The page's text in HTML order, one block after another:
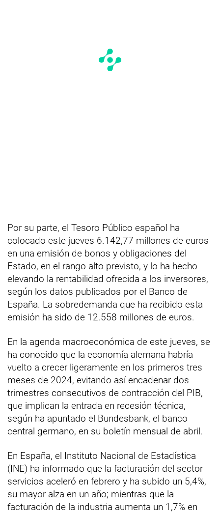
Por su parte, el Tesoro Público español ha
colocado este jueves 6.142,77 millones de euros
en una emisión de bonos y obligaciones del
Estado, en el rango alto previsto, y lo ha hecho
elevando la rentabilidad ofrecida a los inversores,
según los datos publicados por el Banco de
España. La sobredemanda que ha recibido esta
emisión ha sido de 12.558 millones de euros.
En la agenda macroeconómica de este jueves, se
ha conocido que la economía alemana habría
vuelto a crecer ligeramente en los primeros tres
meses de 2024, evitando así encadenar dos
trimestres consecutivos de contracción del PIB,
que implican la entrada en recesión técnica,
según ha apuntado el Bundesbank, el banco
central germano, en su boletín mensual de abril.
En España, el Instituto Nacional de Estadística
(INE) ha informado que la facturación del sector
servicios aceleró en febrero y ha subido un 5,4%,
su mayor alza en un año; mientras que la
facturación de la industria aumenta un 1,7% en